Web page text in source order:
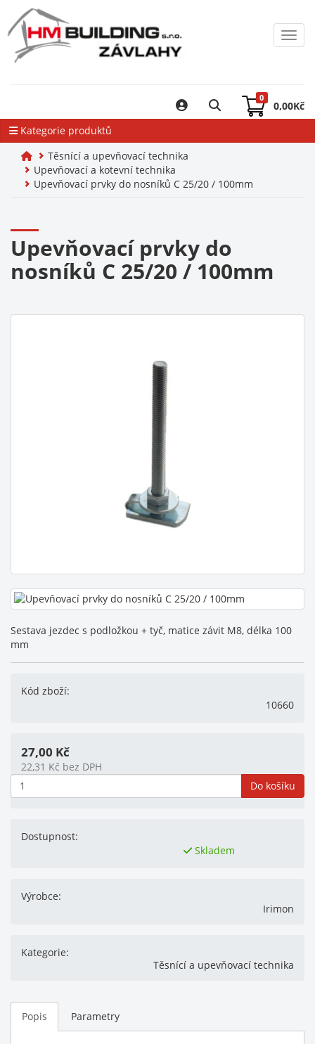
0
0,00Kč
Kategorie produktů
Těsnící a upevňovací technika
Upevňovací a kotevní technika
Upevňovací prvky do nosníků C 25/20 / 100mm
Upevňovací prvky do
nosníků C 25/20 / 100mm
Sestava jezdec s podložkou + tyč, matice závit M8, délka 100
mm
Kód zboží:
10660
27,00 Kč
22,31 Kč bez DPH
Do košíku
Dostupnost:
Skladem
Výrobce:
Irimon
Kategorie:
Těsnící a upevňovací technika
Popis Parametry